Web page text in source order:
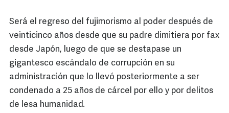
Será el regreso del fujimorismo al poder después de
veinticinco años desde que su padre dimitiera por fax
desde Japón, luego de que se destapase un
gigantesco escándalo de corrupción en su
administración que lo llevó posteriormente a ser
condenado a 25 años de cárcel por ello y por delitos
de lesa humanidad.